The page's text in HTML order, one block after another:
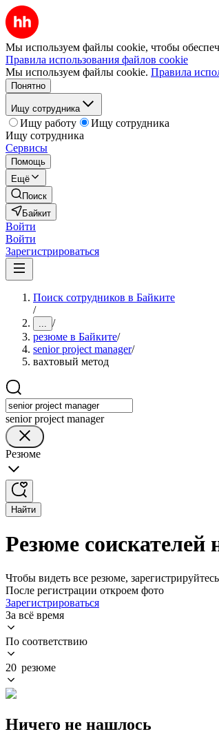
Мы используем файлы cookie, чтобы
Правила использования файлов cookie
Мы используем файлы cookie. Правила
Понятно
Ищу сотрудника
Ищу работу
Ищу сотрудника
Ищу сотрудника
Сервисы
Помощь
Ещё
Поиск
Байкит
Войти
Войти
Зарегистрироваться
Поиск сотрудников в Байките
/
... /
резюме в Байките/
senior project manager/
вахтовый метод
senior project manager
Резюме
Найти
Резюме соискателей
Чтобы видеть все резюме, зарегистрируйтесь
После регистрации откроем фото
Зарегистрироваться
За всё время
По соответствию
20 резюме
Ничего не нашлось